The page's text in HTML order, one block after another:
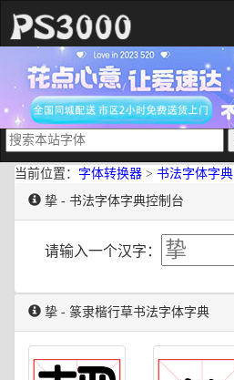
当前位置： 字体转换器 > 书法字体字典
挚 - 书法字体字典控制台
请输入一个汉字：
挚 - 篆隶楷行草书法字体字典